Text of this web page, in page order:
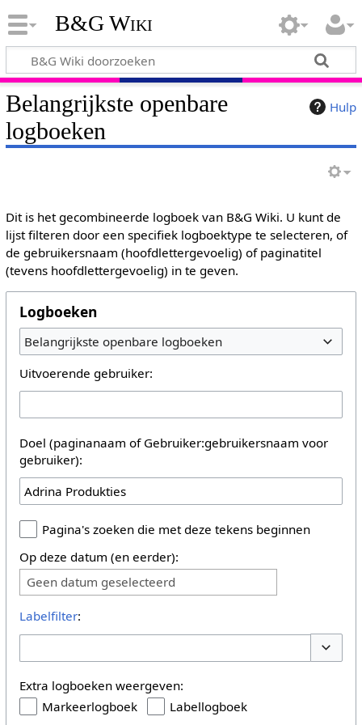
B&G Wiki
Hulp
Belangrijkste openbare
logboeken
Dit is het gecombineerde logboek van B&G Wiki. U kunt de
lijst filteren door een specifiek logboektype te selecteren, of
de gebruikersnaam (hoofdlettergevoelig) of paginatitel
(tevens hoofdlettergevoelig) in te geven.
Logboeken
Belangrijkste openbare logboeken
Uitvoerende gebruiker:
Doel (paginanaam of Gebruiker:gebruikersnaam voor
gebruiker):
Pagina's zoeken die met deze tekens beginnen
Op deze datum (en eerder):
Geen datum geselecteerd
Labelfilter:
Extra logboeken weergeven:
Markeerlogboek
Labellogboek